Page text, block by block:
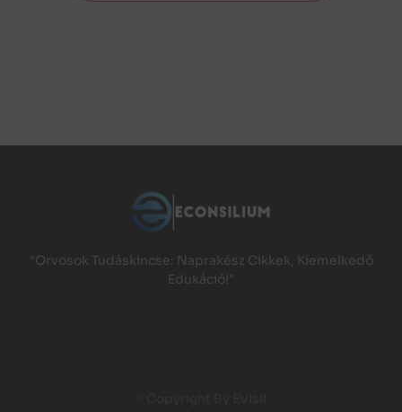
"Orvosok Tudáskincse: Naprakész Cikkek, Kiemelkedő
Edukáció!"